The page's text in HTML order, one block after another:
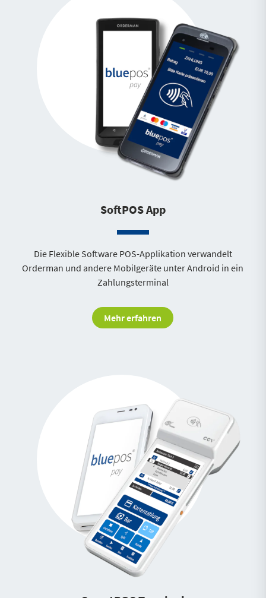
SoftPOS App
Die Flexible Software POS-Applikation verwandelt
Orderman und andere Mobilgeräte unter Android in ein
Zahlungsterminal
Mehr erfahren